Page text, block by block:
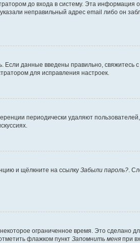
до входа в систему. Эта информация
неправильный адрес email либо он
Если данные введены правильно,
для исправления настроек.
периодически удаляют
и щёлкните на ссылку Забыли пароль?.
ограниченное время. Это сделано
флажком пункт Запомнить меня при